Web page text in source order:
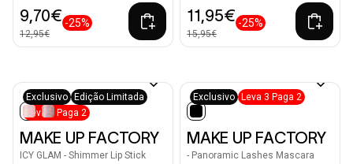
9,70€
12,95€
-25% 11,95€
15,95€
-25%
Exclusivo
Edição Limitada
Leva 3 Paga 2
selected
MAKE UP FACTORY
ICY GLAM - Shimmer Lip Stick
Exclusivo Leva 3 Paga 2
selected
MAKE UP FACTORY
- Panoramic Lashes Mascara